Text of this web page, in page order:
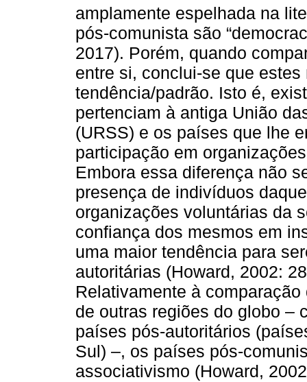
amplamente espelhada na
pós-comunista são
2017). Porém, quando
entre si, conclui-se que
tendência/padrão. Isto é,
pertenciam à antiga União
(URSS) e os países que lhe
participação em
Embora essa diferença não
presença de indivíduos
organizações voluntárias da
confiança dos mesmos em
uma maior tendência para
autoritárias (Howard, 2002:
Relativamente à
de outras regiões do globo –
países pós-autoritários
Sul) –, os países pós-
associativismo (Howard,